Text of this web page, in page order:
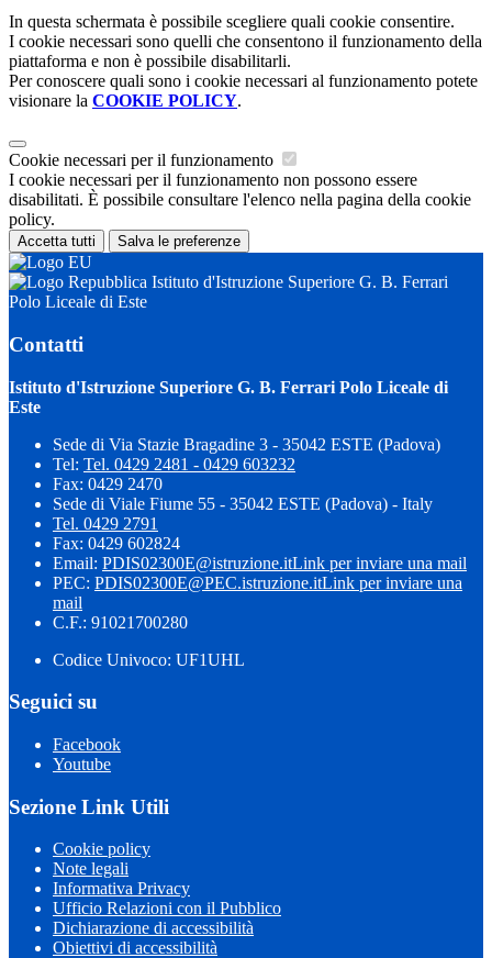
In questa schermata è possibile scegliere quali cookie consentire.
I cookie necessari sono quelli che consentono il funzionamento della
piattaforma e non è possibile disabilitarli.
Per conoscere quali sono i cookie necessari al funzionamento potete
visionare la COOKIE POLICY.
Cookie necessari per il funzionamento
I cookie necessari per il funzionamento non possono essere
disabilitati. È possibile consultare l'elenco nella pagina della cookie
policy.
Accetta tutti Salva le preferenze
Istituto d'Istruzione Superiore G. B. Ferrari
Polo Liceale di Este
Contatti
Istituto d'Istruzione Superiore G. B. Ferrari Polo Liceale di
Este
Sede di Via Stazie Bragadine 3 - 35042 ESTE (Padova)
Tel: Tel. 0429 2481 - 0429 603232
Fax: 0429 2470
Sede di Viale Fiume 55 - 35042 ESTE (Padova) - Italy
Tel. 0429 2791
Fax: 0429 602824
Email: PDIS02300E@istruzione.itLink per inviare una mail
PEC: PDIS02300E@PEC.istruzione.itLink per inviare una
mail
C.F.: 91021700280
Codice Univoco: UF1UHL
Seguici su
Facebook
Youtube
Sezione Link Utili
Cookie policy
Note legali
Informativa Privacy
Ufficio Relazioni con il Pubblico
Dichiarazione di accessibilità
Obiettivi di accessibilità